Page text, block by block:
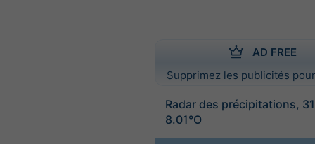
AD FREE
Supprimez les publicités
Radar des précipitations,
8.01°O